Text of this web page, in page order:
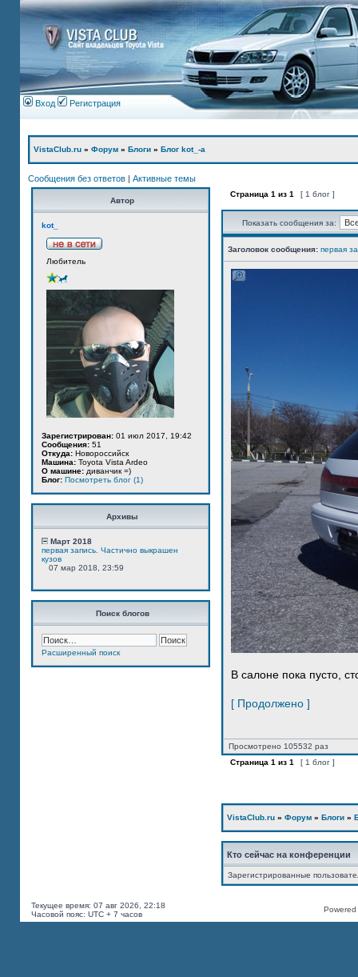
Вход Регистрация
VistaClub.ru » Форум » Блоги » Блог kot_-а
Сообщения без ответов | Активные темы
Автор
kot_
Любитель
Зарегистрирован: 01 июл 2017, 19:42
Сообщения: 51
Откуда: Новороссийск
Машина: Toyota Vista Ardeo
О машине: диванчик =)
Блог: Посмотреть блог (1)
Архивы
Март 2018
первая запись. Частично выкрашен
кузов
07 мар 2018, 23:59
Поиск блогов
Расширенный поиск
Страница 1 из 1 [ 1 блог ]
Показать сообщения за:
Заголовок сообщения: первая
В салоне пока пусто,
[ Продолжено ]
Просмотрено 105532 раз
Страница 1 из 1 [ 1 блог ]
VistaClub.ru » Форум » Блоги »
Кто сейчас на конференции
Зарегистрированные
Текущее время: 07 авг 2026, 22:18
Часовой пояс: UTC + 7 часов